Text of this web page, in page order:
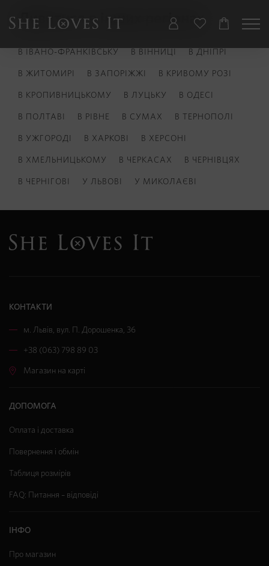
Дивитися в інших регіонах
В ІВАНО-ФРАНКІВСЬКУ В ВІННИЦІ В ДНІПРІ
В ЖИТОМИРІ В ЗАПОРІЖЖІ В КРИВОМУ РОЗІ
В КРОПИВНИЦЬКОМУ В ЛУЦЬКУ В ОДЕСІ
В ПОЛТАВІ В РІВНЕ В СУМАХ В ТЕРНОПОЛІ
В УЖГОРОДІ В ХАРКОВІ В ХЕРСОНІ
В ХМЕЛЬНИЦЬКОМУ В ЧЕРКАСАХ В ЧЕРНІВЦЯХ
В ЧЕРНІГОВІ У ЛЬВОВІ У МИКОЛАЄВІ
КОНТАКТИ
м. Львів, вул. П. Дорошенка, 36
+38 (063) 798 89 03
Магазин на карті
ДОПОМОГА
Оплата і доставка
Повернення і обмін
Таблиця розмірів
FAQ: Питання – відповіді
ІНФО
Про магазин